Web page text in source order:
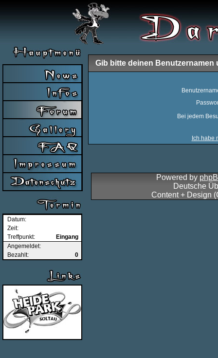
Datum:
Zeit:
Treffpunkt:
Eingang
Angemeldet:
Bezahlt:
0
Gib bitte deinen
Bei jedem
Ich habe
Powered by
Deutsche
Content + Design